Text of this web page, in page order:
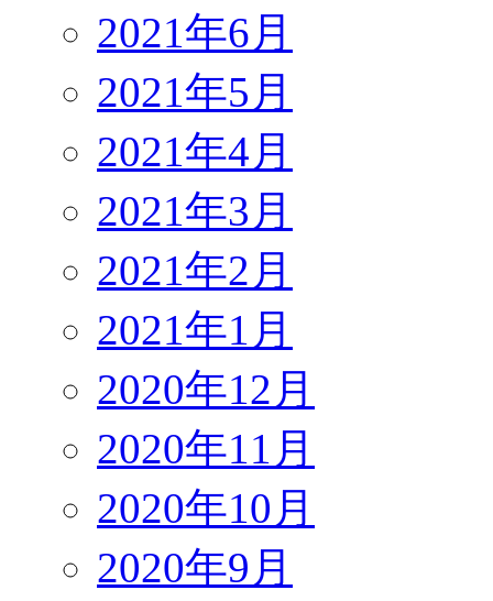
2021年6月
2021年5月
2021年4月
2021年3月
2021年2月
2021年1月
2020年12月
2020年11月
2020年10月
2020年9月